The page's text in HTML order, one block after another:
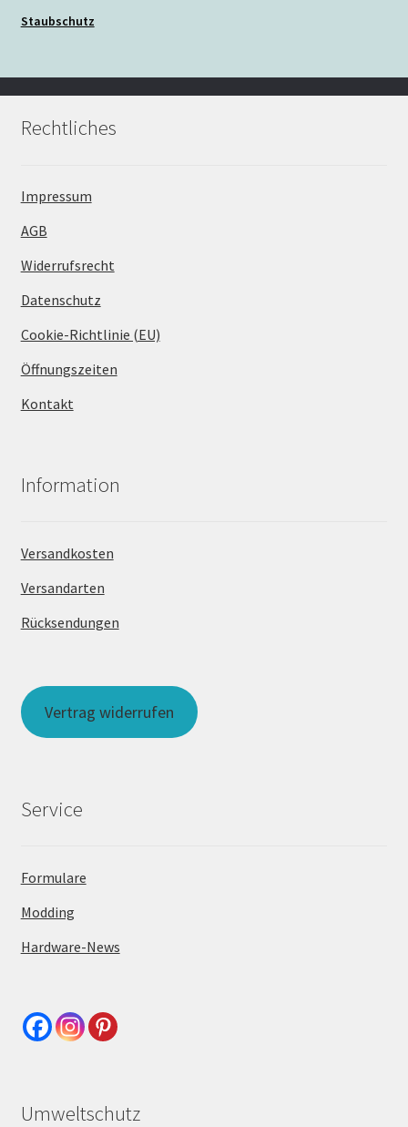
Staubschutz
Rechtliches
Impressum
AGB
Widerrufsrecht
Datenschutz
Cookie-Richtlinie (EU)
Öffnungszeiten
Kontakt
Information
Versandkosten
Versandarten
Rücksendungen
Vertrag widerrufen
Service
Formulare
Modding
Hardware-News
Umweltschutz